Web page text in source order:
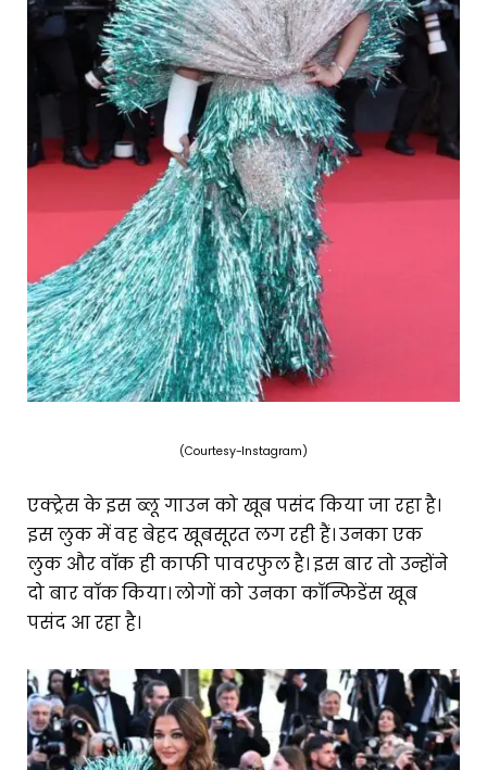
(Courtesy-Instagram)
एक्ट्रेस के इस ब्लू गाउन को खूब पसंद किया जा रहा है।
इस लुक में वह बेहद खूबसूरत लग रही हैं। उनका एक
लुक और वॉक ही काफी पावरफुल है। इस बार तो उन्होंने
दो बार वॉक किया। लोगों को उनका कॉन्फिडेंस खूब
पसंद आ रहा है।